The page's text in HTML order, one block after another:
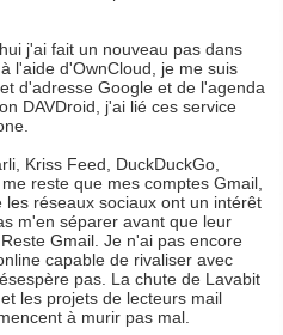
j'ai fait un nouveau pas dans
l'aide d'OwnCloud, je me suis
d'adresse Google et de l'agenda
DAVDroid, j'ai lié ces service
Kriss Feed, DuckDuckGo,
reste que mes comptes Gmail,
réseaux sociaux ont un intérêt
m'en séparer avant que leur
Gmail. Je n'ai pas encore
capable de rivaliser avec
pas. La chute de Lavabit
les projets de lecteurs mail
à murir pas mal.